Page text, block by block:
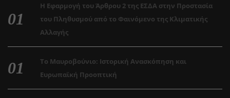
Η Εφαρμογή του Άρθρου 2 της ΕΣΔΑ στην Προστασία
του Πληθυσμού από το Φαινόμενο της Κλιματικής
Αλλαγής
Το Μαυροβούνιο: Ιστορική Ανασκόπηση και
Ευρωπαϊκή Προοπτική